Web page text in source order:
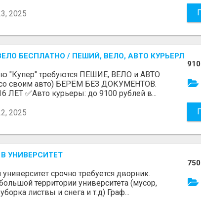
2025
БЕСПЛАТНО / ПЕШИЙ, ВЕЛО, АВТО КУРЬЕРЛЕР
"Купер" требуются ПЕШИЕ, ВЕЛО и АВТО
своим авто) БЕРЁМ БЕЗ ДОКУМЕНТОВ.
ЛЕТ ✅Авто курьеры: до 9100 рублей в...
2025
УНИВЕРСИТЕТ
срочно требуется дворник.
территории университета (мусор,
листвы и снега и т.д) Граф...